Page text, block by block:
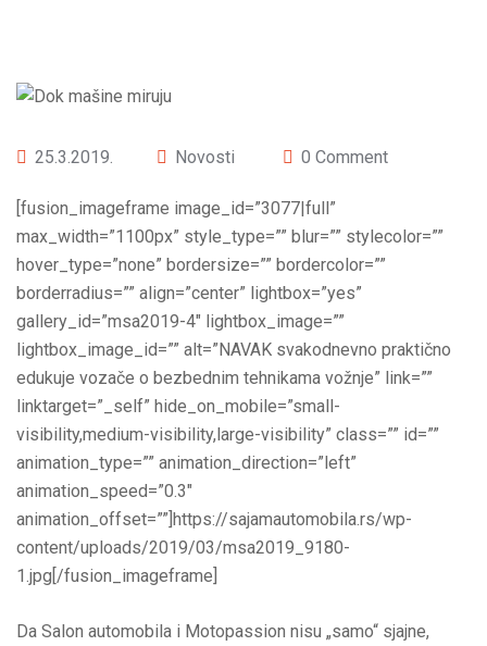
25.3.2019. Novosti 0 Comment
[fusion_imageframe image_id=”3077|full”
max_width=”1100px” style_type=”” blur=”” stylecolor=””
hover_type=”none” bordersize=”” bordercolor=””
borderradius=”” align=”center” lightbox=”yes”
gallery_id=”msa2019-4″ lightbox_image=””
lightbox_image_id=”” alt=”NAVAK svakodnevno praktično
edukuje vozače o bezbednim tehnikama vožnje” link=””
linktarget=”_self” hide_on_mobile=”small-
visibility,medium-visibility,large-visibility” class=”” id=””
animation_type=”” animation_direction=”left”
animation_speed=”0.3″
animation_offset=””]https://sajamautomobila.rs/wp-
content/uploads/2019/03/msa2019_9180-
1.jpg[/fusion_imageframe]
Da Salon automobila i Motopassion nisu „samo“ sjajne,